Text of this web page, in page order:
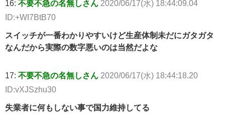
16: 不要不急の名無しさん 2020/06/17(水) 18:44:09.04
ID:+WI7BtB70
スイッチが一番わかりやすいけど生産体制未だにガタガタ
なんだから実際の数字悪いのは当然だよな
17: 不要不急の名無しさん 2020/06/17(水) 18:44:18.20
ID:vXJSzhu30
失業者に何もしない事で国力維持してる